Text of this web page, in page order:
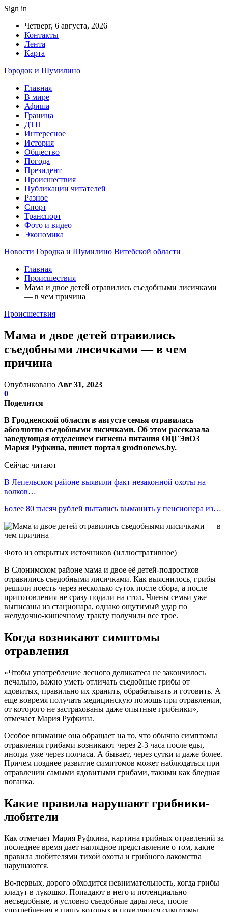
Sign in
Четверг, 6 августа, 2026
Контакты
Лента
Карта
Городок и Шумилино
Главная
В мире
Афиша
Граница
ДТП
Интересное
История
Общество
Погода
Президент
Происшествия
Публикации читателей
Разное
Спорт
Транспорт
Фото и видео
Экономика
Новости Городка и Шумилино Витебской области
Главная
Происшествия
Мама и двое детей отравились съедобными лисичками
— в чем причина
Происшествия
Мама и двое детей отравились
съедобными лисичками — в чем
причина
Опубликовано Авг 31, 2023
0
Поделится
В Гродненской области в августе семья отравилась
абсолютно съедобными лисичками. Об этом рассказала
заведующая отделением гигиены питания ОЦГЭиОЗ
Мария Руфкина, пишет портал grodnonews.by.
Сейчас читают
В Лепельском районе выявили факт незаконной охоты на
волков…
Более 80 тысяч рублей пытались выманить у пенсионера из…
Фото из открытых источников (иллюстративное)
В Слонимском районе мама и двое её детей-подростков
отравились съедобными лисичками. Как выяснилось, грибы
решили поесть через несколько суток после сбора, а после
приготовления не сразу подали на стол. Члены семьи уже
выписаны из стационара, однако ощутимый удар по
желудочно-кишечному тракту получили все трое.
Когда возникают симптомы
отравления
«Чтобы употребление лесного деликатеса не закончилось
печально, важно уметь отличать съедобные грибы от
ядовитых, правильно их хранить, обрабатывать и готовить. А
еще вовремя получать медицинскую помощь при отравлении,
от которого не застрахованы даже опытные грибники», —
отмечает Мария Руфкина.
Особое внимание она обращает на то, что обычно симптомы
отравления грибами возникают через 2-3 часа после еды,
иногда уже через полчаса. А бывает, через сутки и даже более.
Причем позднее развитие симптомов может наблюдаться при
отравлении самыми ядовитыми грибами, такими как бледная
поганка.
Какие правила нарушают грибники-
любители
Как отмечает Мария Руфкина, картина грибных отравлений за
последнее время дает наглядное представление о том, какие
правила любителями тихой охоты и грибного лакомства
нарушаются.
Во-первых, дорого обходится невнимательность, когда грибы
кладут в лукошко. Попадают в него и потенциально
несъедобные, и условно съедобные дары леса, после